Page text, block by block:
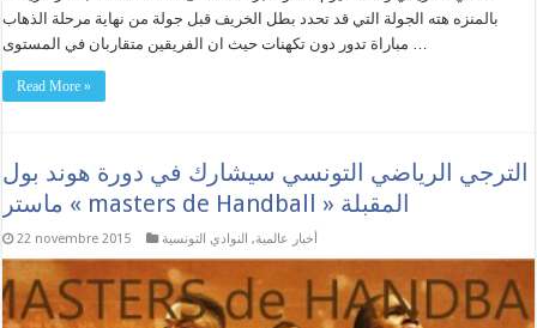
بالمنزه هته الجولة التي قد تحدد بطل الخريف قبل جولة من نهاية مرحلة الذهاب
مباراة تدور دون تكهنات حيث ان الفريقين متقاربان في المستوى …
Read More »
الترجي الرياضي التونسي سيشارك في دورة هوند بول
ماستر « masters de Handball » المقبلة
22 novembre 2015 أخبار عالمية, النوادي التونسية